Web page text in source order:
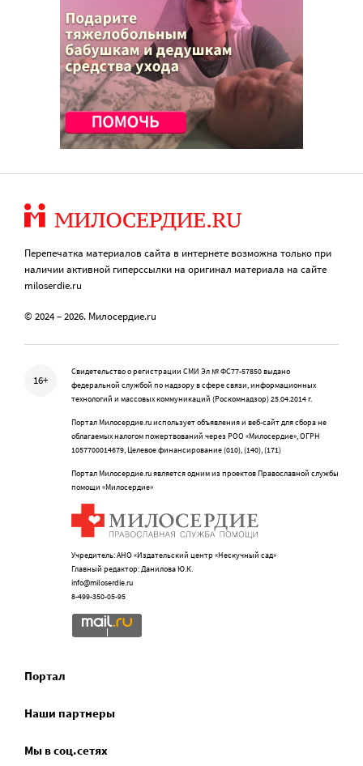
Перепечатка материалов сайта в интернете возможна только при
наличии активной гиперссылки на оригинал материала на сайте
miloserdie.ru
© 2024 – 2026. Милосердие.ru
16+
Свидетельство о регистрации СМИ Эл № ФС77-57850 выдано
федеральной службой по надзору в сфере связи, информационных
технологий и массовых коммуникаций (Роскомнадзор) 25.04.2014 г.
Портал Милосердие.ru использует объявления и веб-сайт для сбора не
облагаемых налогом пожертвований через РОО «Милосердие», ОГРН
1057700014679, Целевое финансирование (010), (140), (171)
Портал Милосердие.ru является одним из проектов Православной службы
помощи «Милосердие»
Учредитель: АНО «Издательский центр «Нескучный сад»
Главный редактор: Данилова Ю.К.
info@miloserdie.ru
8-499-350-05-95
Портал
Наши партнеры
Мы в соц.сетях